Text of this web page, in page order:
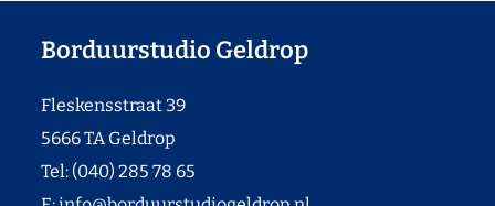
Borduurstudio Geldrop
Fleskensstraat 39
5666 TA Geldrop
Tel: (040) 285 78 65